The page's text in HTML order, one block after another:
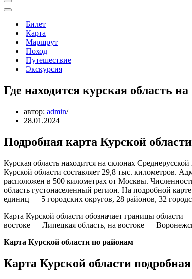
Меню
навигации
Меню
навигацииБилет
Карта
Маршрут
Поход
Путешествие
Экскурсия
Где находится курская область на
автор: admin
28.01.2024
Подробная карта Курской области
Курская область находится на склонах
Курской области составляет 29,8 тыс. километров.
расположен в 500 километрах от Москвы.
область густонаселенный регион. На подробной
единиц — 5 городских округов, 28 районов, 32
Карта Курской области обозначает границы
востоке — Липецкая область, на востоке —
Карта Курской области по районам
Карта Курской области